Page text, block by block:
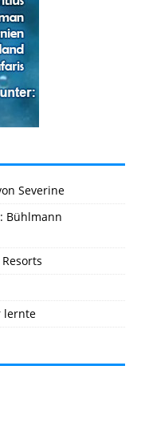
Severine
Bühlmann
lernte